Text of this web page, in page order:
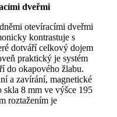
dveřmi
otevíracími dveřmi
kontrastuje s
dotváří celkový dojem
praktický je systém
do okapového žlabu.
a zavírání, magnetické
8 mm ve výšce 195
roztažením je